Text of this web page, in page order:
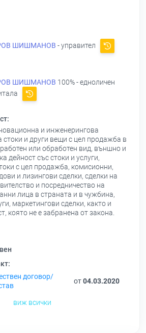
ШИШМАНОВ - управител
ШИШМАНОВ 100% - едноличен
и инженерингова
стоки и други вещи с цел продажба в
или обработен вид, външно и
дейност със стоки и услуги,
с цел продажба, комисионни,
и лизингови сделки, сделки на
и посредничество на
лица в страната и в чужбина,
маркетингови сделки, както и
която не е забранена от закона.
договор/
от04.03.2020
виж всички